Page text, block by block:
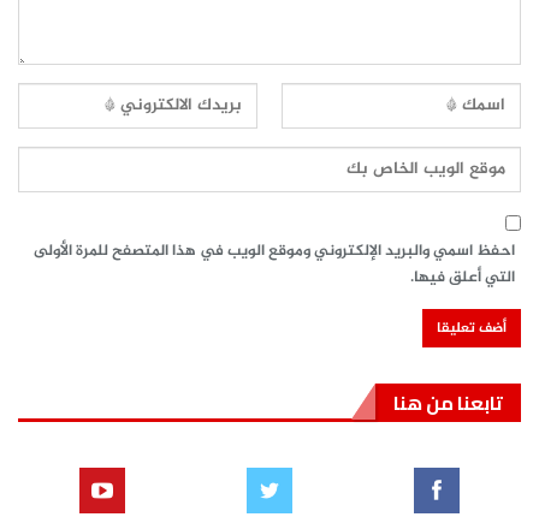
احفظ اسمي والبريد الإلكتروني وموقع الويب في هذا المتصفح للمرة الأولى
التي أعلق فيها.
تابعنا من هنا